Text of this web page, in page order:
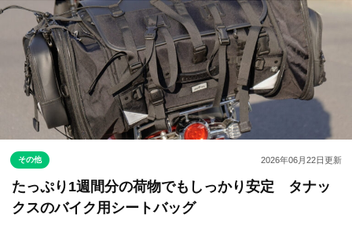
その他 2026年06月22日更新
たっぷり1週間分の荷物でもしっかり安定 タナッ
クスのバイク用シートバッグ